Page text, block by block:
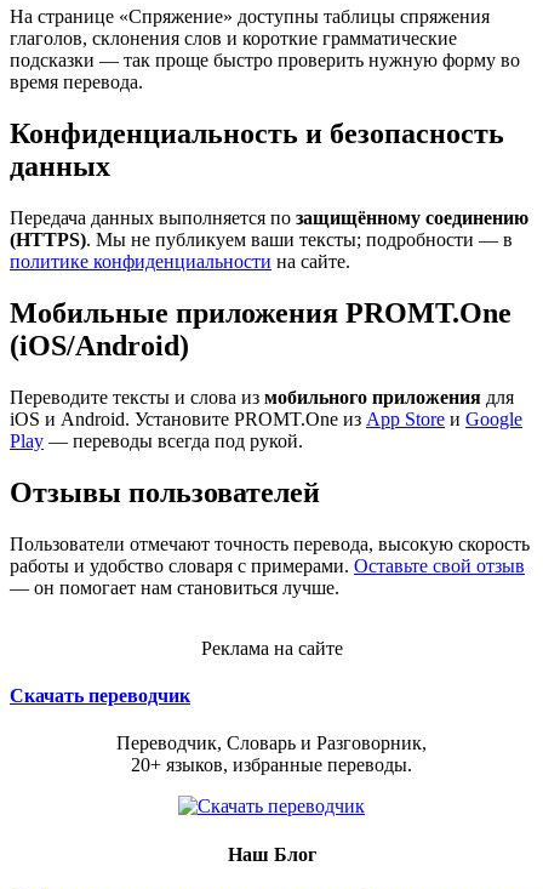
На странице «Спряжение» доступны таблицы спряжения
глаголов, склонения слов и короткие грамматические
подсказки — так проще быстро проверить нужную форму во
время перевода.
Конфиденциальность и безопасность
данных
Передача данных выполняется по защищённому соединению
(HTTPS). Мы не публикуем ваши тексты; подробности — в
политике конфиденциальности на сайте.
Мобильные приложения PROMT.One
(iOS/Android)
Переводите тексты и слова из мобильного приложения для
iOS и Android. Установите PROMT.One из App Store и Google
Play — переводы всегда под рукой.
Отзывы пользователей
Пользователи отмечают точность перевода, высокую скорость
работы и удобство словаря с примерами. Оставьте свой отзыв
— он помогает нам становиться лучше.
Реклама на сайте
Скачать переводчик
Переводчик, Словарь и Разговорник,
20+ языков, избранные переводы.
Наш Блог